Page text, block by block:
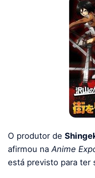
O produtor de
afirmou naAnime
está previsto para ter